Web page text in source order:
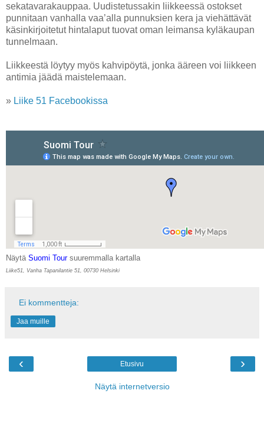
sekatavarakauppaa. Uudistetussakin liikkeessä ostokset
punnitaan vanhalla vaa’alla punnuksien kera ja viehättävät
käsinkirjoitetut hintalaput tuovat oman leimansa kyläkaupan
tunnelmaan.
Liikkeestä löytyy myös kahvipöytä, jonka ääreen voi liikkeen
antimia jäädä maistelemaan.
» Liike 51 Facebookissa
Näytä Suomi Toursuuremmalla kartalla
Liike51, Vanha Tapanilantie 51, 00730 Helsinki
Ei kommentteja:
Jaa muille
‹ ›
Etusivu
Näytä internetversio